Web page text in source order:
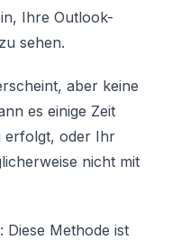
Ihre Outlook-
sehen.
aber keine
es einige Zeit
erfolgt, oder Ihr
nicht mit
Methode ist